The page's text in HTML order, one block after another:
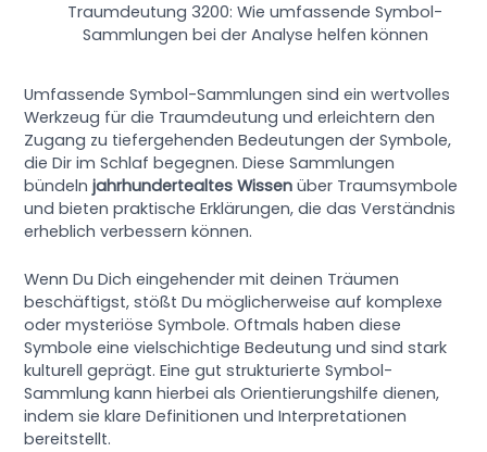
Traumdeutung 3200: Wie umfassende Symbol-
Sammlungen bei der Analyse helfen können
Umfassende Symbol-Sammlungen sind ein wertvolles
Werkzeug für die Traumdeutung und erleichtern den
Zugang zu tiefergehenden Bedeutungen der Symbole,
die Dir im Schlaf begegnen. Diese Sammlungen
bündelnjahrhundertealtes Wissen über Traumsymbole
und bieten praktische Erklärungen, die das Verständnis
erheblich verbessern können.
Wenn Du Dich eingehender mit deinen Träumen
beschäftigst, stößt Du möglicherweise auf komplexe
oder mysteriöse Symbole. Oftmals haben diese
Symbole eine vielschichtige Bedeutung und sind stark
kulturell geprägt. Eine gut strukturierte Symbol-
Sammlung kann hierbei als Orientierungshilfe dienen,
indem sie klare Definitionen und Interpretationen
bereitstellt.